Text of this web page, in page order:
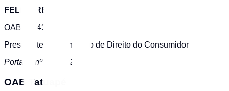
FELIPE REIS
OAB SP 439.467
Presidente da Comissão de Direito do Consumidor
Portaria nº 034/2025
OAB Tatuapé